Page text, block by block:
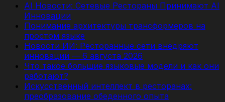
AI Новости: Сетевые Рестораны Принимают AI
Инновации
Понимание архитектуры трансформеров на
простом языке
Новости ИИ: Ресторанные сети внедряют
инновации — 6 августа 2026
Что такое большие языковые модели и как они
работают?
Искусственный интеллект в ресторанах:
преобразование обеденного опыта